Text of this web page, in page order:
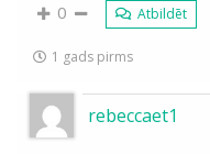
0 Atbildēt
1 gads pirms
rebeccaet1